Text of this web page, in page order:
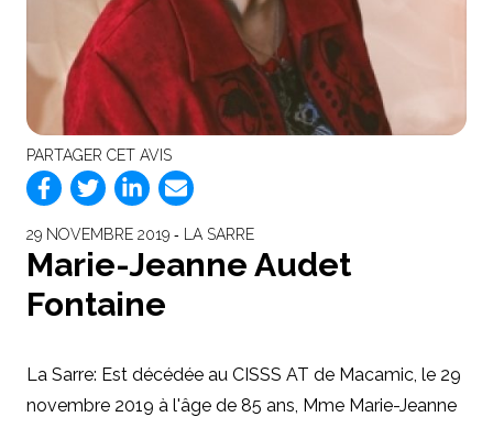
PARTAGER CET AVIS
29 NOVEMBRE 2019 ‐ LA SARRE
Marie-Jeanne Audet
Fontaine
La Sarre: Est décédée au CISSS AT de Macamic, le 29
novembre 2019 à l'âge de 85 ans, Mme Marie-Jeanne